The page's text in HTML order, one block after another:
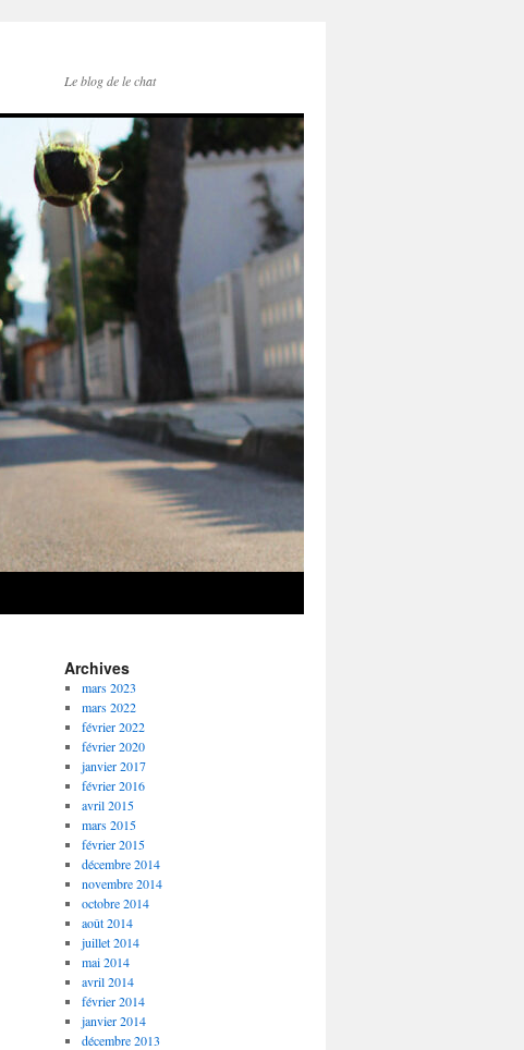
Le blog de le chat
Archives
mars 2023
mars 2022
février 2022
février 2020
janvier 2017
février 2016
avril 2015
mars 2015
février 2015
décembre 2014
novembre 2014
octobre 2014
août 2014
juillet 2014
mai 2014
avril 2014
février 2014
janvier 2014
décembre 2013